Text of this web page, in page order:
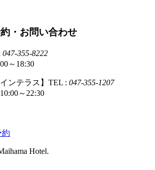
・お問い合わせ
047-355-8222
18:30
ンテラス】TEL : 047-355-1207
～22:30
約
Hotel.